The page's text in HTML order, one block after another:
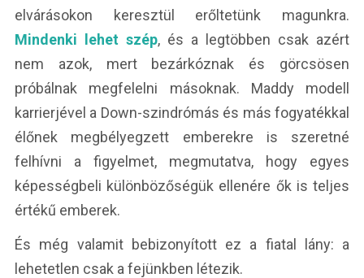
elvárásokon keresztül erőltetünk magunkra.
Mindenki lehet szép, és a legtöbben csak azért
nem azok, mert bezárkóznak és görcsösen
próbálnak megfelelni másoknak. Maddy modell
karrierjével a Down-szindrómás és más fogyatékkal
élőnek megbélyegzett emberekre is szeretné
felhívni a figyelmet, megmutatva, hogy egyes
képességbeli különbözőségük ellenére ők is teljes
értékű emberek.
És még valamit bebizonyított ez a fiatal lány: a
lehetetlen csak a fejünkben létezik.